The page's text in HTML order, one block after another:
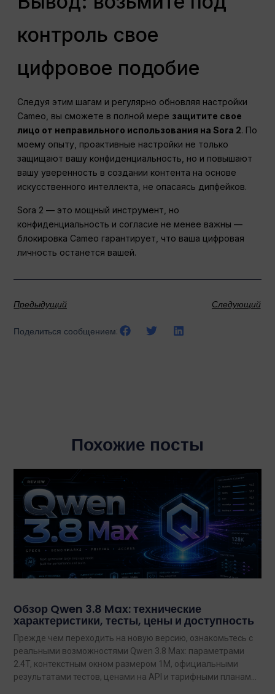
контроль свое
цифровое подобие
Следуя этим шагам и регулярно обновляя настройки
Cameo, вы сможете в полной мере защитите свое
лицо от неправильного использования на Sora 2. По
моему опыту, проактивные настройки не только
защищают вашу конфиденциальность, но и повышают
вашу уверенность в создании контента на основе
искусственного интеллекта, не опасаясь дипфейков.
Sora 2 — это мощный инструмент, но
конфиденциальность и согласие не менее важны —
блокировка Cameo гарантирует, что ваша цифровая
личность останется вашей.
Предыдущий Следующий
Поделиться сообщением:
Похожие посты
Обзор Qwen 3.8 Max: технические
характеристики, тесты, цены и доступность
Прежде чем переходить на новую версию, ознакомьтесь с
реальными возможностями Qwen 3.8 Max: параметрами
2.4T, контекстным окном размером 1M, официальными
результатами тестов, ценами на API и тарифными планами